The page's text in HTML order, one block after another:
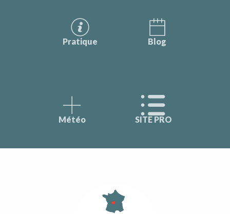
Pratique Blog
Météo SITE PRO